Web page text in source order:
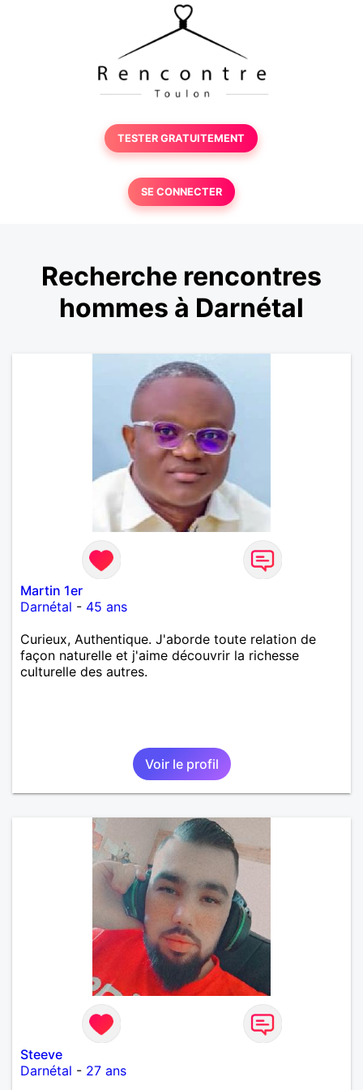
TESTER GRATUITEMENT
SE CONNECTER
Recherche rencontres
hommes à Darnétal
Martin 1er
Darnétal - 45 ans
Curieux, Authentique. J'aborde toute relation de
façon naturelle et j'aime découvrir la richesse
culturelle des autres.
Voir le profil
Steeve
Darnétal - 27 ans